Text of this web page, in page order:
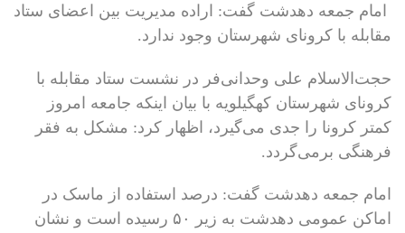
امام جمعه دهدشت گفت: اراده مدیریت بین اعضای ستاد
مقابله با کرونای شهرستان وجود ندارد.
حجت‌الاسلام علی وحدانی‌فر در نشست ستاد مقابله با
کرونای شهرستان کهگیلویه با بیان اینکه جامعه امروز
کمتر کرونا را جدی می‌گیرد، اظهار کرد: مشکل به فقر
فرهنگی برمی‌گردد.
امام جمعه دهدشت گفت: درصد استفاده از ماسک در
اماکن عمومی دهدشت به زیر ۵۰ رسیده است و نشان